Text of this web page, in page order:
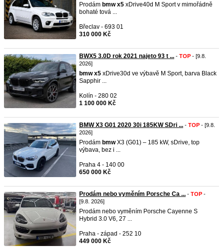
Prodám bmw x5 xDrive40d M Sport v mimořádně
bohaté tová ...
Břeclav - 693 01
310 000 Kč
BWX5 3.0D rok 2021 najeto 93 t ... - TOP - [9.8.
2026]
bmw x5 xDrive30d ve výbavě M Sport, barva Black
Sapphir ...
Kolín - 280 02
1 100 000 Kč
BMW X3 G01 2020 30i 185KW SDri ... - TOP - [9.8.
2026]
Prodám bmwX3 (G01) – 185 kW, sDrive, top
výbava, bez i ...
Praha 4 - 140 00
650 000 Kč
Prodám nebo vyměním Porsche Ca ... - TOP -
[9.8. 2026]
Prodám nebo vyměním Porsche Cayenne S
Hybrid 3.0 V6, 27 ...
Praha - západ - 252 10
449 000 Kč